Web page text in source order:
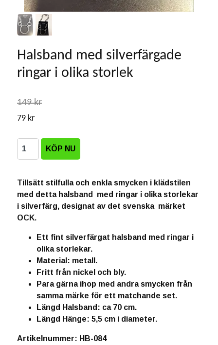
Halsband med silverfärgade
ringar i olika storlek
149 kr
79 kr
Tillsätt stilfulla och enkla smycken i klädstilen
med detta halsband med ringar i olika storlekar
i silverfärg, designat av det svenska märket
OCK.
Ett fint silverfärgat halsband med ringar i
olika storlekar.
Material: metall.
Fritt från nickel och bly.
Para gärna ihop med andra smycken från
samma märke för ett matchande set.
Längd Halsband: ca 70 cm.
Längd Hänge: 5,5 cm i diameter.
Artikelnummer: HB-084